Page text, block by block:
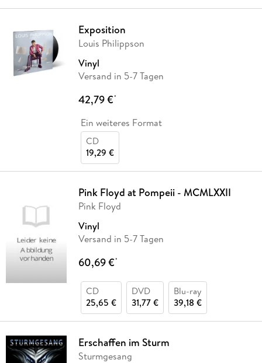
Exposition
Louis Philippson
Vinyl
Versand in 5-7 Tagen
42,79 €*
Ein weiteres Format
CD
19,29 €
Pink Floyd at Pompeii - MCMLXXII
Pink Floyd
Vinyl
Versand in 5-7 Tagen
60,69 €*
CD
25,65 €
DVD
31,77 €
Blu-ray
39,18 €
Erschaffen im Sturm
Sturmgesang